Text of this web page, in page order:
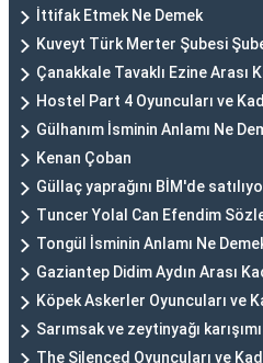
İttifak Etmek Ne Demek
Kuveyt Türk Merter Şubesi
Çanakkale Tavaklı Ezine Arası
Hostel Part 4 Oyuncuları ve
Gülhanım İsminin Anlamı Ne
Kenan Çoban
Güllaç yaprağını BİM'de
Tuncer Yolal Can Efendim
Tongül İsminin Anlamı Ne
Gaziantep Didim Aydın Arası
Köpek Askerler Oyuncuları ve
Sarımsak ve zeytinyağı
The Silenced Oyuncuları ve